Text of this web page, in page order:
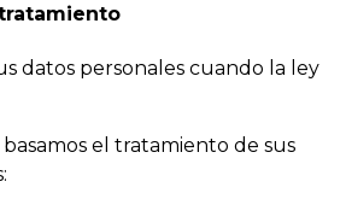
datos personales cuando la ley
el tratamiento de sus